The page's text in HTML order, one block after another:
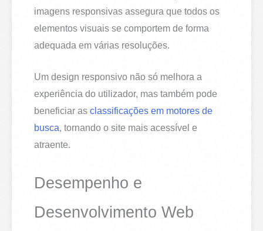
imagens responsivas assegura que todos os
elementos visuais se comportem de forma
adequada em várias resoluções.
Um design responsivo não só melhora a
experiência do utilizador, mas também pode
beneficiar asclassificações em motores de
busca, tornando o site mais acessível e
atraente.
Desempenho e
Desenvolvimento Web